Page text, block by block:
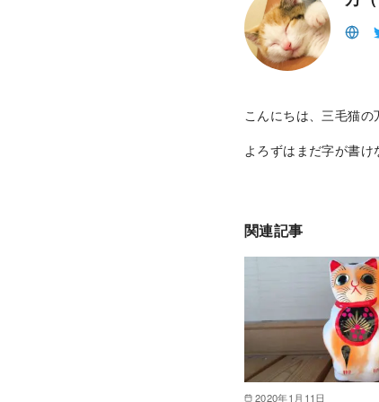
こんにちは、三毛猫の
よろずはまだ字が書
関連記事
2020年1月11日